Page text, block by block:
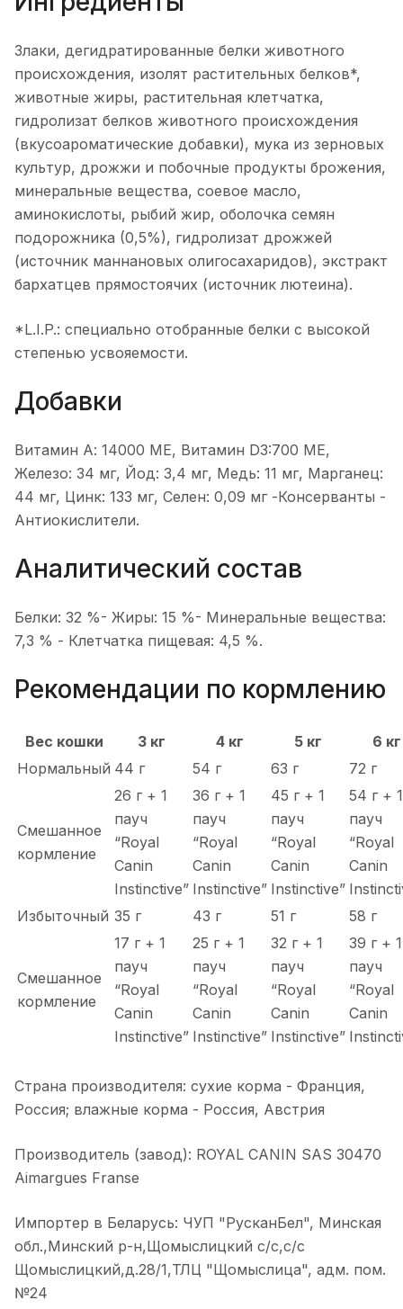
Злаки, дегидратированные белки животного
происхождения, изолят растительных белков*,
животные жиры, растительная клетчатка,
гидролизат белков животного происхождения
(вкусоароматические добавки), мука из зерновых
культур, дрожжи и побочные продукты брожения,
минеральные вещества, соевое масло,
аминокислоты, рыбий жир, оболочка семян
подорожника (0,5%), гидролизат дрожжей
(источник маннановых олигосахаридов), экстракт
бархатцев прямостоячих (источник лютеина).
*L.I.P.: специально отобранные белки с высокой
степенью усвояемости.
Добавки
Витамин А: 14000 ME, Витамин D3:700 ME,
Железо: 34 мг, Йод: 3,4 мг, Медь: 11 мг, Марганец:
44 мг, Цинк: 133 мг, Селен: 0,09 мг -Консерванты -
Антиокислители.
Аналитический состав
Белки: 32 %- Жиры: 15 %- Минеральные вещества:
7,3 % - Клетчатка пищевая: 4,5 %.
Рекомендации по кормлению
Вес кошки 3 кг 4 кг 5 кг
6 кг
Нормальный 44 г 54 г 63 г 72 г
Смешанное
кормление
26 г + 1
пауч
“Royal
Canin
Instinctive”
36 г + 1
пауч
“Royal
Canin
Instinctive”
45 г + 1
пауч
“Royal
Canin
Instinctive”
54 г + 1
пауч
“Royal
Canin
Избыточный 35 г 43 г 51 г 58 г
Смешанное
кормление
17 г + 1
пауч
“Royal
Canin
Instinctive”
25 г + 1
пауч
“Royal
Canin
Instinctive”
32 г + 1
пауч
“Royal
Canin
Instinctive”
39 г + 1
пауч
“Royal
Canin
Страна производителя: сухие корма - Франция,
Россия; влажные корма - Россия, Австрия
Производитель (завод): ROYAL CANIN SAS 30470
Aimargues Franse
Импортер в Беларусь: ЧУП "РусканБел", Минская
обл.,Минский р-н,Щомыслицкий с/с,с/с
Щомыслицкий,д.28/1,ТЛЦ "Щомыслица", адм. пом.
№24